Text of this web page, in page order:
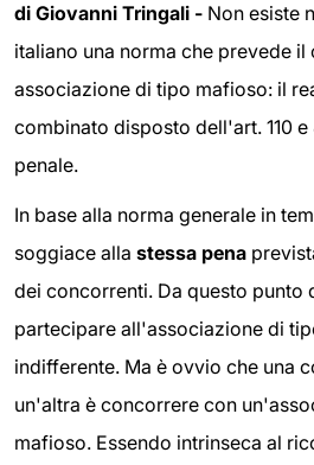
di Giovanni Tringali - Non esiste
italiano una norma che prevede
associazione di tipo mafioso: il
combinato disposto dell'art. 110
penale.
In base alla norma generale in
soggiace alla stessa pena
dei concorrenti. Da questo punto
partecipare all'associazione di
indifferente. Ma è ovvio che una
un'altra è concorrere con
mafioso. Essendo intrinseca al